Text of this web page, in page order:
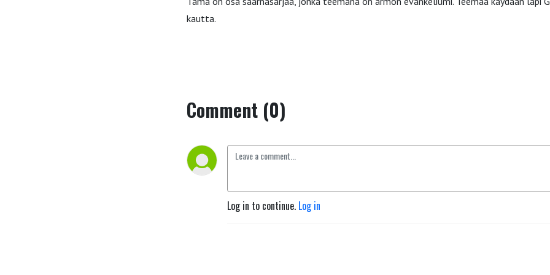
kautta.
Comment (0)
Log in to continue. Log in